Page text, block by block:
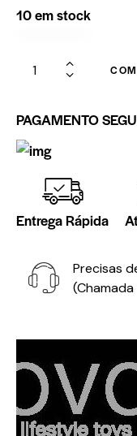
10 em stock
PAGAMENTO
Entrega Rápida
Precisas